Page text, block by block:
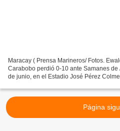
Maracay ( Prensa Marineros/ Fotos.
Carabobo perdió 0-10 ante Samanes
de junio, en el Estadio José Pérez
Página